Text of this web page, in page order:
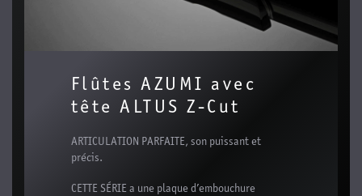
Flûtes AZUMI avec
tête ALTUS Z-Cut
ARTICULATION PARFAITE, son puissant et
précis.
CETTE SÉRIE a une plaque d’embouchure